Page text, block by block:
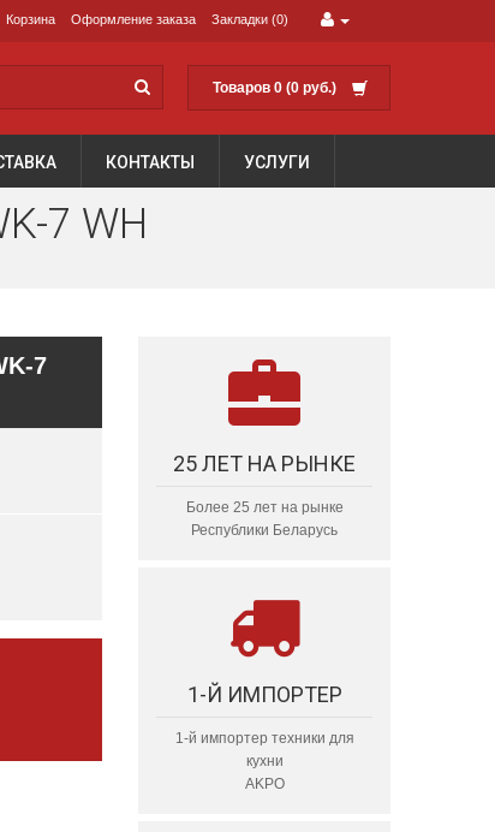
Корзина Оформление заказа Закладки (0)
Товаров 0 (0 руб.)
КОНТАКТЫ УСЛУГИ
7 WH
7
25 ЛЕТ НА РЫНКЕ
Более 25 лет на рынке
Республики Беларусь
1-Й ИМПОРТЕР
1-й импортер техники для
кухни
AKPO